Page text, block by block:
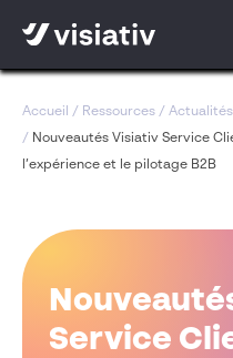
Accueil / Ressources /
/ Nouveautés Visiativ Service
l’expérience et le pilotage B2B
Service